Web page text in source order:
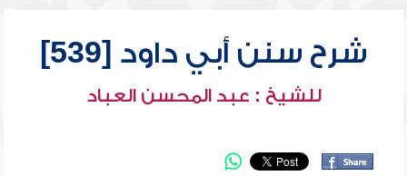
شرح سنن أبي داود [539]
للشيخ : عبد المحسن العباد